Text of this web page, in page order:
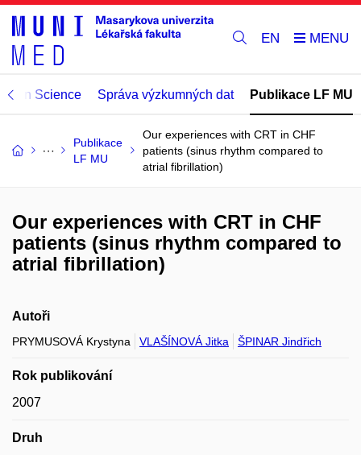
EN
Open Science Správa výzkumných dat Publikace LF MU
Publikace
LF MU
Our experiences with CRT in CHF
patients (sinus rhythm compared to
atrial fibrillation)
Our experiences with CRT in CHF
patients (sinus rhythm compared to
atrial fibrillation)
Autoři
PRYMUSOVÁ Krystyna VLAŠÍNOVÁ Jitka ŠPINAR Jindřich
Rok publikování
2007
Druh